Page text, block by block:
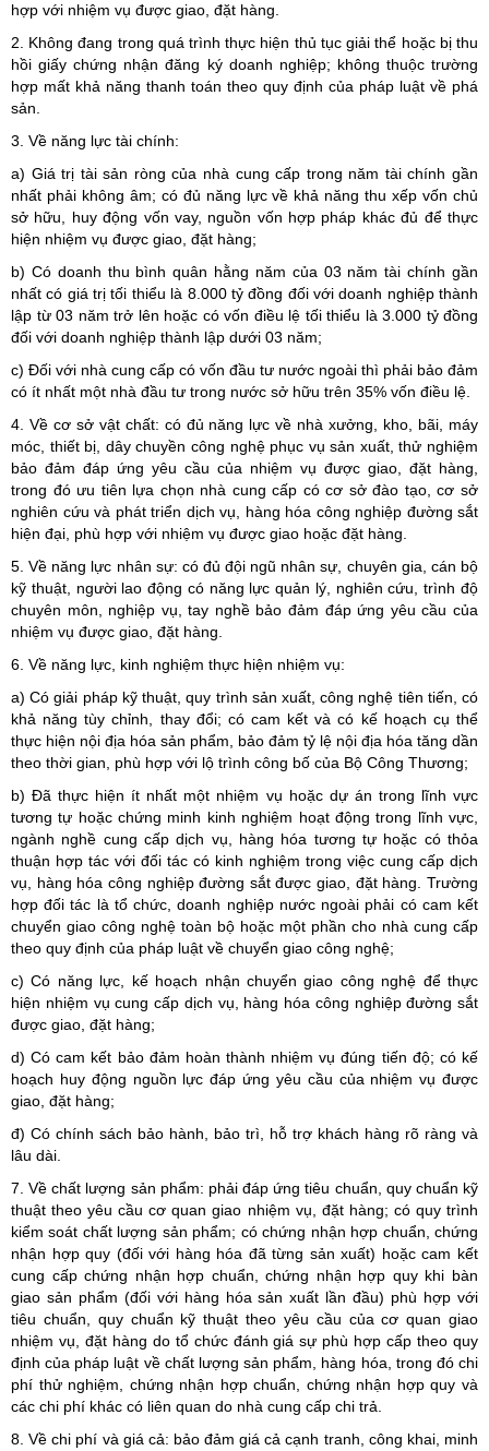
hợp với nhiệm vụ được giao, đặt hàng.
2. Không đang trong quá trình thực hiện thủ tục giải thể hoặc bị thu
hồi giấy chứng nhận đăng ký doanh nghiệp; không thuộc trường
hợp mất khả năng thanh toán theo quy định của pháp luật về phá
sản.
3. Về năng lực tài chính:
a) Giá trị tài sản ròng của nhà cung cấp trong năm tài chính gần
nhất phải không âm; có đủ năng lực về khả năng thu xếp vốn chủ
sở hữu, huy động vốn vay, nguồn vốn hợp pháp khác đủ để thực
hiện nhiệm vụ được giao, đặt hàng;
b) Có doanh thu bình quân hằng năm của 03 năm tài chính gần
nhất có giá trị tối thiểu là 8.000 tỷ đồng đối với doanh nghiệp thành
lập từ 03 năm trở lên hoặc có vốn điều lệ tối thiểu là 3.000 tỷ đồng
đối với doanh nghiệp thành lập dưới 03 năm;
c) Đối với nhà cung cấp có vốn đầu tư nước ngoài thì phải bảo đảm
có ít nhất một nhà đầu tư trong nước sở hữu trên 35% vốn điều lệ.
4. Về cơ sở vật chất: có đủ năng lực về nhà xưởng, kho, bãi, máy
móc, thiết bị, dây chuyền công nghệ phục vụ sản xuất, thử nghiệm
bảo đảm đáp ứng yêu cầu của nhiệm vụ được giao, đặt hàng,
trong đó ưu tiên lựa chọn nhà cung cấp có cơ sở đào tạo, cơ sở
nghiên cứu và phát triển dịch vụ, hàng hóa công nghiệp đường sắt
hiện đại, phù hợp với nhiệm vụ được giao hoặc đặt hàng.
5. Về năng lực nhân sự: có đủ đội ngũ nhân sự, chuyên gia, cán bộ
kỹ thuật, người lao động có năng lực quản lý, nghiên cứu, trình độ
chuyên môn, nghiệp vụ, tay nghề bảo đảm đáp ứng yêu cầu của
nhiệm vụ được giao, đặt hàng.
6. Về năng lực, kinh nghiệm thực hiện nhiệm vụ:
a) Có giải pháp kỹ thuật, quy trình sản xuất, công nghệ tiên tiến, có
khả năng tùy chỉnh, thay đổi; có cam kết và có kế hoạch cụ thể
thực hiện nội địa hóa sản phẩm, bảo đảm tỷ lệ nội địa hóa tăng dần
theo thời gian, phù hợp với lộ trình công bố của Bộ Công Thương;
b) Đã thực hiện ít nhất một nhiệm vụ hoặc dự án trong lĩnh vực
tương tự hoặc chứng minh kinh nghiệm hoạt động trong lĩnh vực,
ngành nghề cung cấp dịch vụ, hàng hóa tương tự hoặc có thỏa
thuận hợp tác với đối tác có kinh nghiệm trong việc cung cấp dịch
vụ, hàng hóa công nghiệp đường sắt được giao, đặt hàng. Trường
hợp đối tác là tổ chức, doanh nghiệp nước ngoài phải có cam kết
chuyển giao công nghệ toàn bộ hoặc một phần cho nhà cung cấp
theo quy định của pháp luật về chuyển giao công nghệ;
c) Có năng lực, kế hoạch nhận chuyển giao công nghệ để thực
hiện nhiệm vụ cung cấp dịch vụ, hàng hóa công nghiệp đường sắt
được giao, đặt hàng;
d) Có cam kết bảo đảm hoàn thành nhiệm vụ đúng tiến độ; có kế
hoạch huy động nguồn lực đáp ứng yêu cầu của nhiệm vụ được
giao, đặt hàng;
đ) Có chính sách bảo hành, bảo trì, hỗ trợ khách hàng rõ ràng và
lâu dài.
7. Về chất lượng sản phẩm: phải đáp ứng tiêu chuẩn, quy chuẩn kỹ
thuật theo yêu cầu cơ quan giao nhiệm vụ, đặt hàng; có quy trình
kiểm soát chất lượng sản phẩm; có chứng nhận hợp chuẩn, chứng
nhận hợp quy (đối với hàng hóa đã từng sản xuất) hoặc cam kết
cung cấp chứng nhận hợp chuẩn, chứng nhận hợp quy khi bàn
giao sản phẩm (đối với hàng hóa sản xuất lần đầu) phù hợp với
tiêu chuẩn, quy chuẩn kỹ thuật theo yêu cầu của cơ quan giao
nhiệm vụ, đặt hàng do tổ chức đánh giá sự phù hợp cấp theo quy
định của pháp luật về chất lượng sản phẩm, hàng hóa, trong đó chi
phí thử nghiệm, chứng nhận hợp chuẩn, chứng nhận hợp quy và
các chi phí khác có liên quan do nhà cung cấp chi trả.
8. Về chi phí và giá cả: bảo đảm giá cả cạnh tranh, công khai, minh